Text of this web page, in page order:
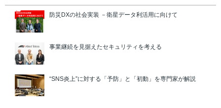
防災DXの社会実装 －衛星データ利活用に向けて
事業継続を見据えたセキュリティを考える
“SNS炎上”に対する「予防」と「初動」を専門家が解説